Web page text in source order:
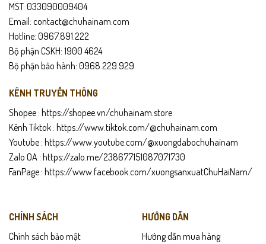
Gợi ý phối đồ với giày lười nam năng động
Quần tây + sơ mi cho outfit công sở lịch thiệp.
Jeans tối màu + áo thun/polo cho phong cách năng động.
tính.
Tông đen dễ phối mọi phong cách và độ tuổi.
Chính sách sản phẩm
Bảo hành 24 tháng
MST: 033090009404
Email: contact@chuhainam.com
Hotline: 0967.891.222
Bộ phận CSKH: 1900 4624
Bộ phận bảo hành: 0968.229.929
KÊNH TRUYỀN THÔNG
Shopee : https://shopee.vn/chuhainam.store
Kênh Tiktok : https://www.tiktok.com/@chuhainam.com
Youtube : https://www.youtube.com/@xuongdabochuhainam
Zalo OA : https://zalo.me/238677151087071730
FanPage : https://www.facebook.com/xuongsanxuatChuHaiNam/
CHÍNH SÁCH
Chính sách bảo mật
HƯỚNG DẪN
Hướng dẫn mua hàng